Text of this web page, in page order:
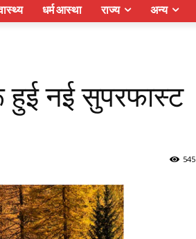
धर्म आस्था राज्य अन्य
हुई नई सुपरफास्ट
545